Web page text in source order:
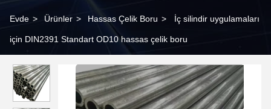
Evde > Ürünler > Hassas Çelik Boru > İç silindir uygulamaları
için DIN2391 Standart OD10 hassas çelik boru